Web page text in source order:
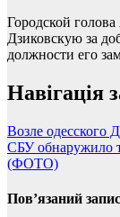
Городской
Дзиковскую за
должности его
Навігація
Возле
СБУ обнаружило
(ФОТО)
Пов’язаний запис